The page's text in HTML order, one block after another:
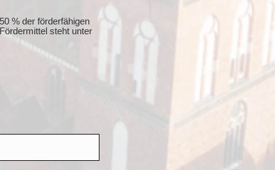
% der förderfähigen
steht unter